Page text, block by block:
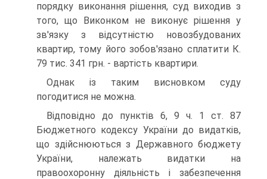
порядку виконання рішення, суд виходив з
того, що Виконком не виконує рішення у
зв'язку з відсутністю новозбудованих
квартир, тому його зобов'язано сплатити К.
79 тис. 341 грн. - вартість квартири.
Однак із таким висновком суду
погодитися не можна.
Відповідно до пунктів 6, 9 ч. 1 ст. 87
Бюджетного кодексу України до видатків,
що здійснюються з Державного бюджету
України, належать видатки на
правоохоронну діяльність і забезпечення